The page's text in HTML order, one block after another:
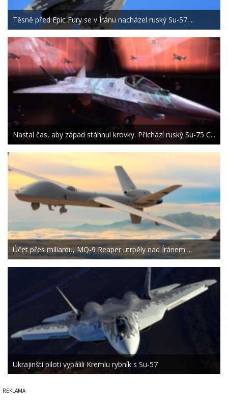
Těsně před Epic Fury se v Íránu nacházel ruský Su-57 ...
Nastal čas, aby západ stáhnul krovky. Přichází ruský Su-75 C...
Účet přes miliardu, MQ-9 Reaper utrpěly nad Íránem ...
Ukrajinští piloti vypálili Kremlu rybník s Su-57